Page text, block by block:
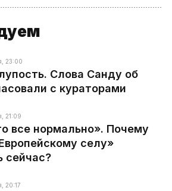
23:00
Слова Санду об
с кураторами
21:09
все нормально». Почему
селу»
сейчас?
20:17